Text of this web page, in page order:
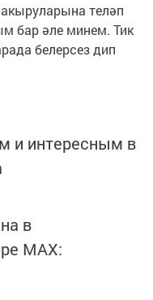
теләп
бар әле минем. Тик
белерсез дип
и интересным в
в
MАХ: